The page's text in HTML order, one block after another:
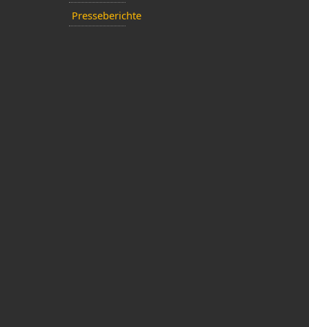
Presseberichte